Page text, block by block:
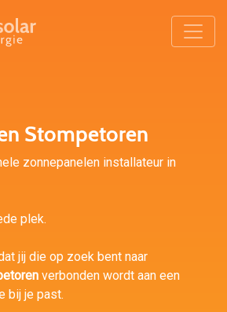
Stompetoren
zonnepanelen installateur in
plek.
jij die op zoek bent naar
verbonden wordt aan een
bij je past.